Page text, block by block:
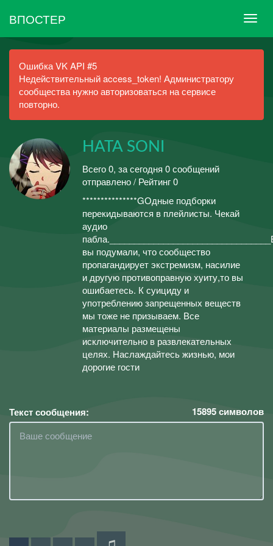
ВПОСТЕР
Ошибка VK API #5
Недействительный access_token! Администратору
сообщества нужно авторизоваться на сервисе
повторно.
HATA SONI
Всего 0, за сегодня 0 сообщений
отправлено / Рейтинг 0
***************GОдные подборки
перекидываются в плейлисты. Чекай
аудио
вы подумали, что сообщество
пропагандирует экстремизм, насилие
и другую противоправную хуиту,то вы
ошибаетесь. К суициду и
употреблению запрещенных веществ
мы тоже не призываем. Все
материалы размещены
исключительно в развлекательных
целях. Наслаждайтесь жизнью, мои
дорогие гости
Текст сообщения: 15895символов